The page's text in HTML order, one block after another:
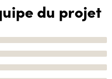
du projet